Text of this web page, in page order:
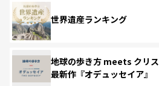
世界遺産ランキング
地球の歩き方 meets クリ
最新作『オデュッセイア』